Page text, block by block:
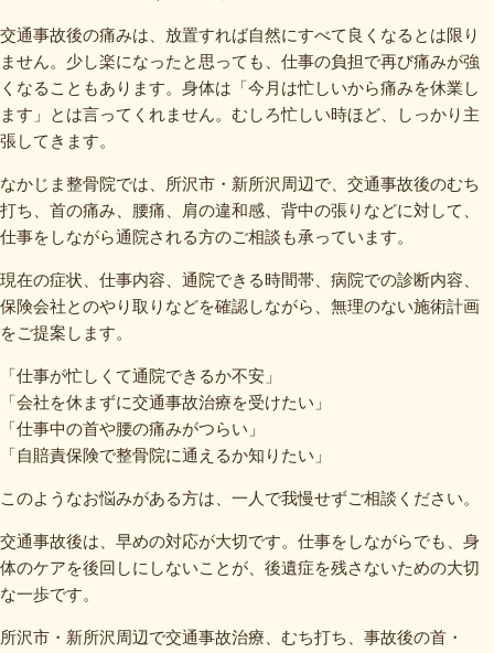
交通事故後の痛みは、放置すれば自然にすべて良くなるとは限り
ません。少し楽になったと思っても、仕事の負担で再び痛みが強
くなることもあります。身体は「今月は忙しいから痛みを休業し
ます」とは言ってくれません。むしろ忙しい時ほど、しっかり主
張してきます。
なかじま整骨院では、所沢市・新所沢周辺で、交通事故後のむち
打ち、首の痛み、腰痛、肩の違和感、背中の張りなどに対して、
仕事をしながら通院される方のご相談も承っています。
現在の症状、仕事内容、通院できる時間帯、病院での診断内容、
保険会社とのやり取りなどを確認しながら、無理のない施術計画
をご提案します。
「仕事が忙しくて通院できるか不安」
「会社を休まずに交通事故治療を受けたい」
「仕事中の首や腰の痛みがつらい」
「自賠責保険で整骨院に通えるか知りたい」
このようなお悩みがある方は、一人で我慢せずご相談ください。
交通事故後は、早めの対応が大切です。仕事をしながらでも、身
体のケアを後回しにしないことが、後遺症を残さないための大切
な一歩です。
所沢市・新所沢周辺で交通事故治療、むち打ち、事故後の首・